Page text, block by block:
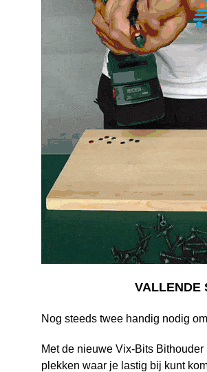
VALLENDE
Nog steeds twee handig nodig
Met de nieuwe Vix-Bits
plekken waar je lastig bij kunt